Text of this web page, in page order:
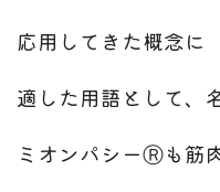
応用してきた概念に
適した用語として、
ミオンパシーⓇも筋